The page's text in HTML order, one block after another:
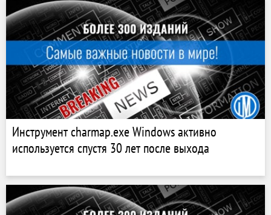
Инструмент charmap.exe Windows активно
используется спустя 30 лет после выхода